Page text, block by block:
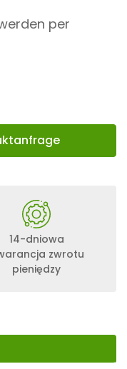
per
14-dniowa
zwrotu
pieniędzy